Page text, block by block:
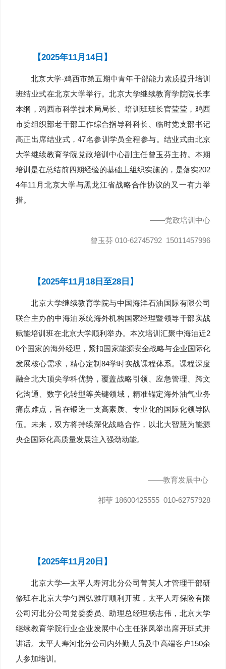
【2025年11月14日】
北京大学-鸡西市第五期中青年干部能力素质提升培训
班结业式在北京大学举行。北京大学继续教育学院院长李
本纲，鸡西市科学技术局局长、培训班班长官莹莹，鸡西
市委组织部老干部工作综合指导科科长、临时党支部书记
高正出席结业式，47名参训学员全程参与。结业式由北京
大学继续教育学院党政培训中心副主任曾玉芬主持。本期
培训是在总结前四期经验的基础上组织实施的，是落实202
4年11月北京大学与黑龙江省战略合作协议的又一有力举
措。
——党政培训中心
曾玉芬 010-62745792 15011457996
【2025年11月18日至28日】
北京大学继续教育学院与中国海洋石油国际有限公司
联合主办的中海油系统海外机构国家经理暨领导干部实战
赋能培训班在北京大学顺利举办。本次培训汇聚中海油近2
0个国家的海外经理，紧扣国家能源安全战略与企业国际化
发展核心需求，精心定制84学时实战课程体系。课程深度
融合北大顶尖学科优势，覆盖战略引领、应急管理、跨文
化沟通、数字化转型等关键领域，精准锚定海外油气业务
痛点难点，旨在锻造一支高素质、专业化的国际化领导队
伍。未来，双方将持续深化战略合作，以北大智慧为能源
央企国际化高质量发展注入强劲动能。
——教育发展中心
祁菲 18600425555 010-62757928
【2025年11月20日】
北京大学—太平人寿河北分公司菁英人才管理干部研
修班在北京大学勺园弘雅厅顺利开班，太平人寿保险有限
公司河北分公司党委委员、助理总经理杨志伟，北京大学
继续教育学院行业企业发展中心主任张凤举出席开班式并
讲话。太平人寿河北分公司内外勤人员及中高端客户150余
人参加培训。